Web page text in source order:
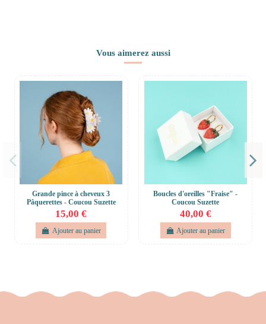
Vous aimerez aussi
Grande pince à cheveux 3
Pâquerettes - Coucou Suzette
15,00 €
Ajouter au panier
Boucles d'oreilles "Fraise" -
Coucou Suzette
40,00 €
Ajouter au panier